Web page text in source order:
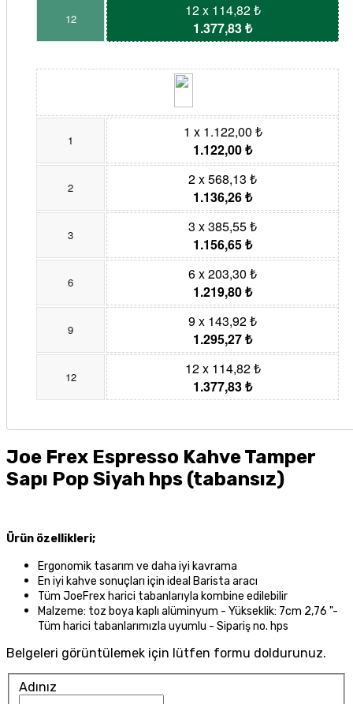
12
12 x 114,82 ₺
1.377,83 ₺
1
1 x 1.122,00 ₺
1.122,00 ₺
2
2 x 568,13 ₺
1.136,26 ₺
3
3 x 385,55 ₺
1.156,65 ₺
6
6 x 203,30 ₺
1.219,80 ₺
9
9 x 143,92 ₺
1.295,27 ₺
12
12 x 114,82 ₺
1.377,83 ₺
Joe Frex Espresso Kahve Tamper
Sapı Pop Siyah hps (tabansız)
Ürün özellikleri;
Ergonomik tasarım ve daha iyi kavrama
En iyi kahve sonuçları için ideal Barista aracı
Tüm JoeFrex harici tabanlarıyla kombine edilebilir
Malzeme: toz boya kaplı alüminyum - Yükseklik: 7cm 2,76 "-
Tüm harici tabanlarımızla uyumlu - Sipariş no. hps
Belgeleri görüntülemek için lütfen formu doldurunuz.
Adınız